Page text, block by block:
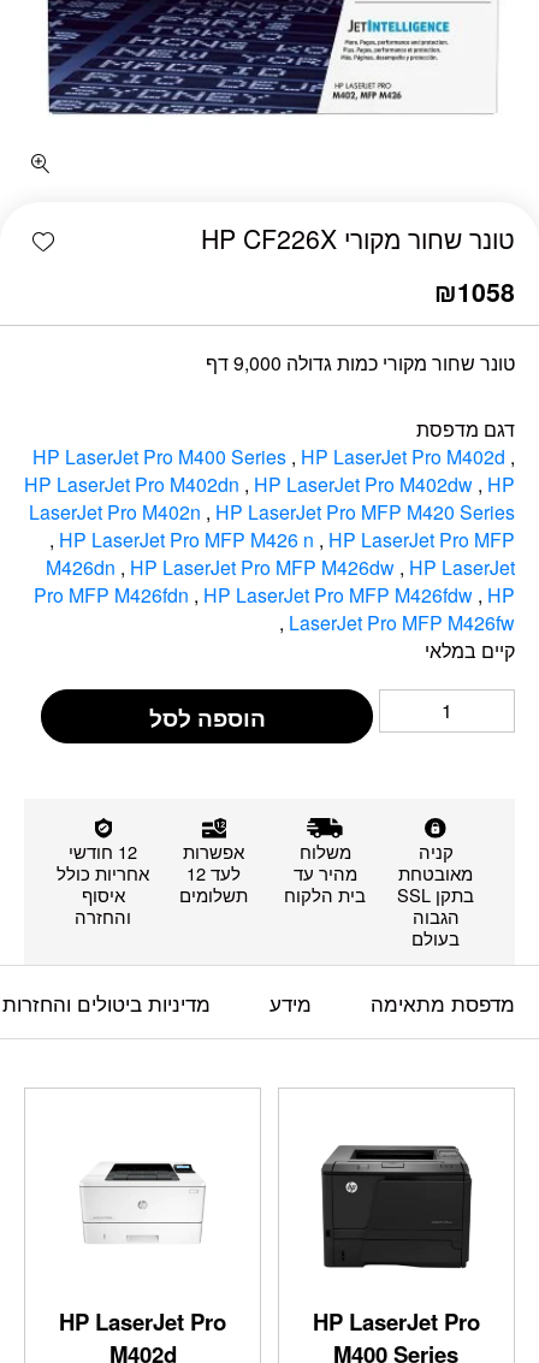
טונר שחור מקורי HP CF226X
₪1058
טונר שחור מקורי כמות גדולה 9,000 דף
דגם מדפסת
HP LaserJet Pro M400 Series , HP LaserJet Pro M402d ,
HP LaserJet Pro M402dn , HP LaserJet Pro M402dw , HP
LaserJet Pro M402n , HP LaserJet Pro MFP M420 Series
, HP LaserJet Pro MFP M426 n , HP LaserJet Pro MFP
M426dn , HP LaserJet Pro MFP M426dw , HP LaserJet
Pro MFP M426fdn , HP LaserJet Pro MFP M426fdw , HP
LaserJet Pro MFP M426fw
,
קיים במלאי
הוספה לסל
קניה
מאובטחת
בתקן SSL
הגבוה
בעולם
משלוח
מהיר עד
בית הלקוח
אפשרות
לעד 12
תשלומים
12 חודשי
אחריות כולל
איסוף
והחזרה
מדפסת מתאימה מידע מדיניות ביטולים והחזרות
HP LaserJet Pro
M400 Series
HP LaserJet Pro
M402d